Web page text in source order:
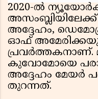
2020-ൽ ന്യൂയോർക്ക്
അസംബ്ലിയിലേക്ക്
അദ്ദേഹം,
ഓഫ്
കുവോമോയെ
അദ്ദേഹം മേയർ
തുറന്നത്.